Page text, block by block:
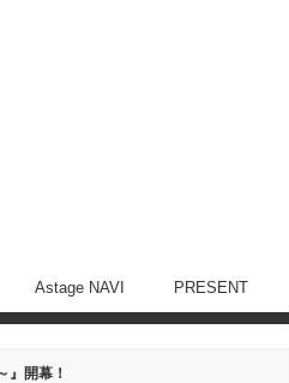
Astage NAVI PRESENT
』開幕！